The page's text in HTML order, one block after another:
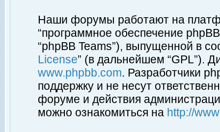
Наши форумы работают на
“программное обеспечение
“phpBB Teams”), выпущенной в
License” (в дальнейшем “GPL”).
www.phpbb.com. Разработчики
поддержку и не несут
форуме и действия
можно ознакомиться на http://